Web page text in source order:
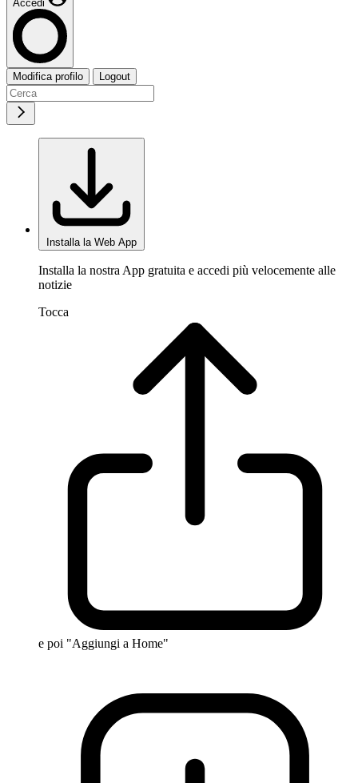
Accedi
Modifica profilo Logout
Installa la Web App
Installa la nostra App gratuita e accedi più velocemente alle
notizie
Tocca
e poi "Aggiungi a Home"